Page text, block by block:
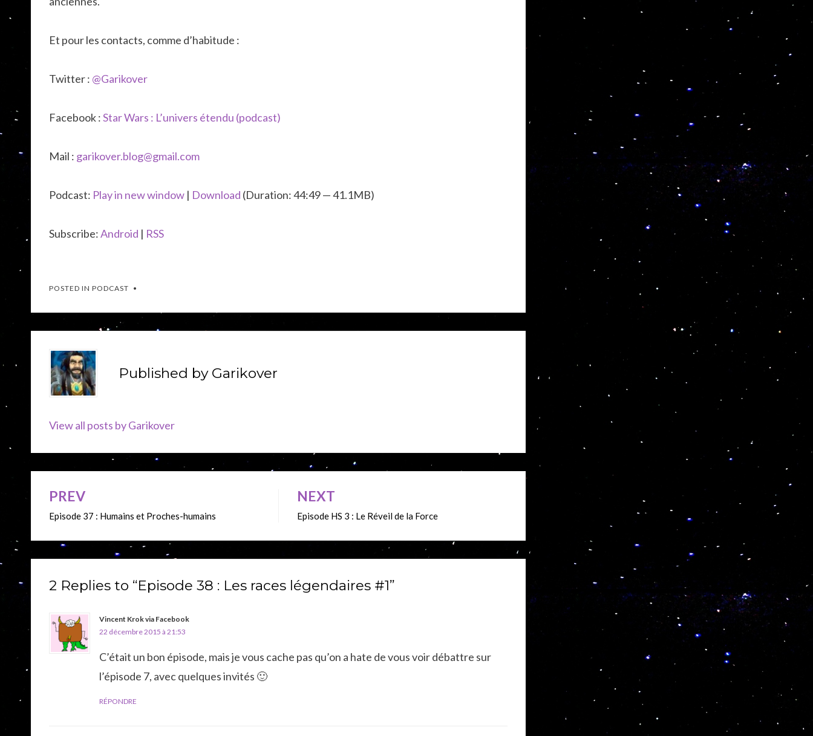
Et pour les contacts, comme d’habitude :
Twitter : @Garikover
Facebook :Star Wars : L’univers étendu (podcast)
Mail : garikover.blog@gmail.com
Podcast: Play in new window | Download (Duration: 44:49 — 41.1MB)
Subscribe:Android | RSS
POSTED IN PODCAST
Published by Garikover
View all posts by Garikover
Navigation
de
l’article
PREV
Episode 37 : Humains et Proches-humains
NEXT
Episode HS 3 : Le Réveil de la Force
2 Replies to “Episode 38 : Les races légendaires #1”
Vincent Krok via Facebook
22 décembre 2015 à 21:53
C’était un bon épisode, mais je vous cache pas qu’on a hate de vous voir débattre sur
l’épisode 7, avec quelques invités 🙂
RÉPONDRE